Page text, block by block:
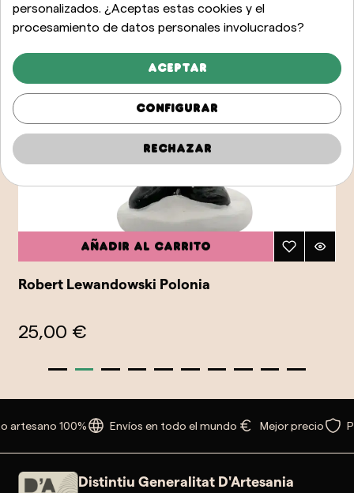
Añadir al carrito
Robert Lewandowski Polonia
25,00 €
artesano 100% Envíos en todo el mundo Mejor precio
Distintiu Generalitat D'Artesania
personalizados. ¿Aceptas estas cookies y el
procesamiento de datos personales involucrados?
Aceptar
Configurar
Rechazar